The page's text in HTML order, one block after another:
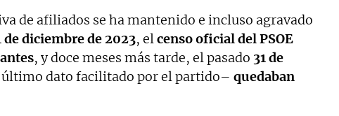
de afiliados se ha mantenido e incluso agravado
de diciembre de 2023, elcenso oficial del PSOE
, y doce meses más tarde, el pasado 31 de
dato facilitado por el partido– quedaban